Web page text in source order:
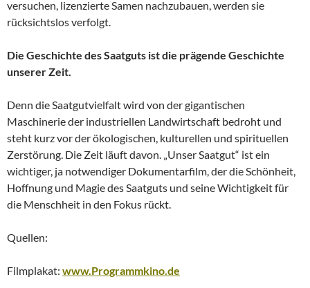
versuchen, lizenzierte Samen nachzubauen, werden sie
rücksichtslos verfolgt.
Die Geschichte des Saatguts ist die prägende Geschichte
unserer Zeit.
Denn die Saatgutvielfalt wird von der gigantischen
Maschinerie der industriellen Landwirtschaft bedroht und
steht kurz vor der ökologischen, kulturellen und spirituellen
Zerstörung. Die Zeit läuft davon. „Unser Saatgut“ ist ein
wichtiger, ja notwendiger Dokumentarfilm, der die Schönheit,
Hoffnung und Magie des Saatguts und seine Wichtigkeit für
die Menschheit in den Fokus rückt.
Quellen:
Filmplakat: www.Programmkino.de